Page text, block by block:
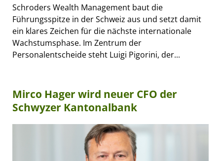
Schroders Wealth Management baut die
Führungsspitze in der Schweiz aus und setzt damit
ein klares Zeichen für die nächste internationale
Wachstumsphase. Im Zentrum der
Personalentscheide steht Luigi Pigorini, der...
Mirco Hager wird neuer CFO der
Schwyzer Kantonalbank